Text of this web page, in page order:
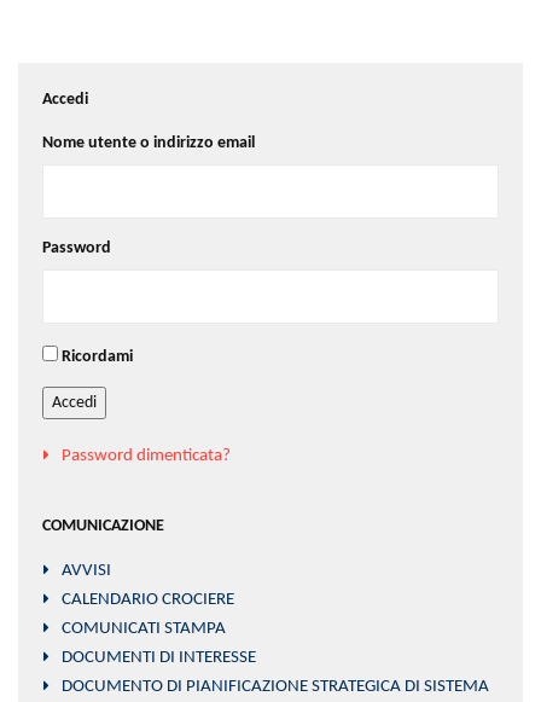
Accedi
Nome utente o indirizzo email
Password
Ricordami
Accedi
Password dimenticata?
COMUNICAZIONE
AVVISI
CALENDARIO CROCIERE
COMUNICATI STAMPA
DOCUMENTI DI INTERESSE
DOCUMENTO DI PIANIFICAZIONE STRATEGICA DI SISTEMA